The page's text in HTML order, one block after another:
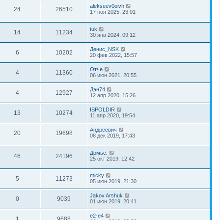
24 26510
alekseev0oivh
17 ноя 2025, 23:01
14 11234
tuk
30 янв 2024, 09:12
6 10202
Денис_NSK
20 фев 2022, 15:57
4 11360
Отче
06 июн 2021, 20:55
4 12927
Дэн74
12 апр 2020, 15:26
13 10274
ISPOLDIR
11 апр 2020, 19:54
20 19698
Андреевич
08 дек 2019, 17:43
46 24196
Домье.
25 окт 2019, 12:42
5 11273
micky
05 июн 2019, 21:30
0 9039
Jakov Arshuk
01 июн 2019, 20:41
e2-e4